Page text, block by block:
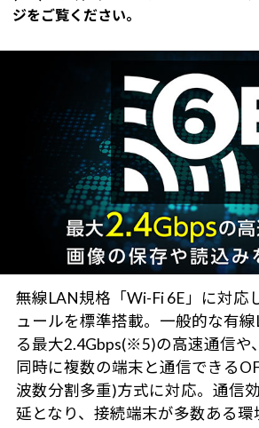
ジをご覧ください。
無線LAN規格「Wi-Fi 6E」に対応
ュールを標準搭載。一般的な有
る最大2.4Gbps(※5)の高速通信や
同時に複数の端末と通信できる
波数分割多重)方式に対応。通信
延となり、接続端末が多数ある環